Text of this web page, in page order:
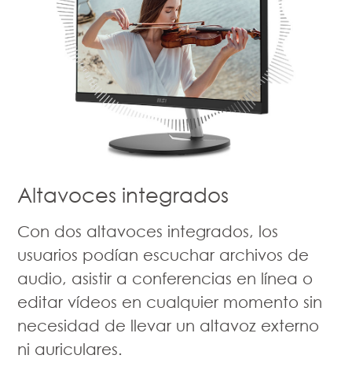
Altavoces integrados
Con dos altavoces integrados, los
usuarios podían escuchar archivos de
audio, asistir a conferencias en línea o
editar vídeos en cualquier momento sin
necesidad de llevar un altavoz externo
ni auriculares.